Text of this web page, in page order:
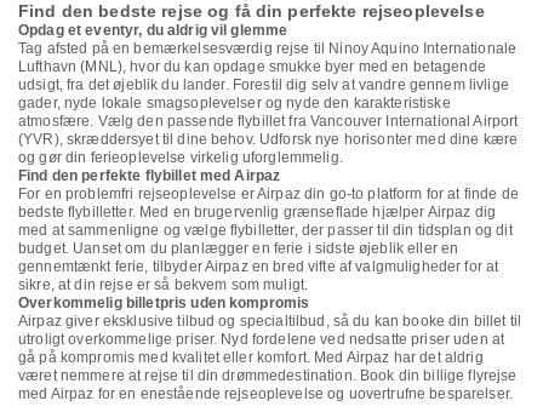
Find den bedste rejse og få din perfekte rejseoplevelse
Opdag et eventyr, du aldrig vil glemme
Tag afsted på en bemærkelsesværdig rejse til Ninoy Aquino Internationale
Lufthavn (MNL), hvor du kan opdage smukke byer med en betagende
udsigt, fra det øjeblik du lander. Forestil dig selv at vandre gennem livlige
gader, nyde lokale smagsoplevelser og nyde den karakteristiske
atmosfære. Vælg den passende flybillet fra Vancouver International Airport
(YVR), skræddersyet til dine behov. Udforsk nye horisonter med dine kære
og gør din ferieoplevelse virkelig uforglemmelig.
Find den perfekte flybillet med Airpaz
For en problemfri rejseoplevelse er Airpaz din go-to platform for at finde de
bedste flybilletter. Med en brugervenlig grænseflade hjælper Airpaz dig
med at sammenligne og vælge flybilletter, der passer til din tidsplan og dit
budget. Uanset om du planlægger en ferie i sidste øjeblik eller en
gennemtænkt ferie, tilbyder Airpaz en bred vifte af valgmuligheder for at
sikre, at din rejse er så bekvem som muligt.
Overkommelig billetpris uden kompromis
Airpaz giver eksklusive tilbud og specialtilbud, så du kan booke din billet til
utroligt overkommelige priser. Nyd fordelene ved nedsatte priser uden at
gå på kompromis med kvalitet eller komfort. Med Airpaz har det aldrig
været nemmere at rejse til din drømmedestination. Book din billige flyrejse
med Airpaz for en enestående rejseoplevelse og uovertrufne besparelser.